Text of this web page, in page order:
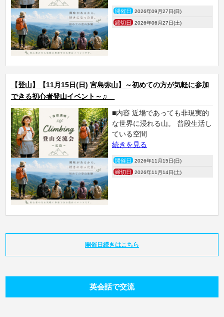
開催日 2026年09月27日(日)
締切日 2026年06月27日(土)
【登山】【11月15日(日) 宮島弥山】～初めての方が気軽に参加
できる初心者登山イベント～♫
■内容 近場であっても非現実的
な世界に浸れる山。 普段生活し
ている空間
続きを見る
開催日 2026年11月15日(日)
締切日 2026年11月14日(土)
開催日続きはこちら
英会話で交流